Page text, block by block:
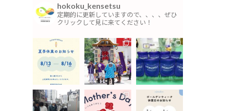
hokoku_kensetsu
定期的に更新していますので、、、、ぜひ
クリックして見に来てください！